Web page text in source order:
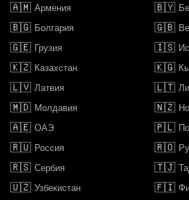
🇦🇲 Армения 🇧🇾
🇧🇬 Болгария 🇬🇧
🇬🇪 Грузия 🇮🇸
🇰🇿 Казахстан 🇰🇬
🇱🇻 Латвия 🇱🇹
🇲🇩 Молдавия 🇳🇿
🇦🇪 ОАЭ 🇵🇱
🇷🇺 Россия 🇷🇴
🇷🇸 Сербия 🇹🇯
🇺🇿 Узбекистан 🇫🇮